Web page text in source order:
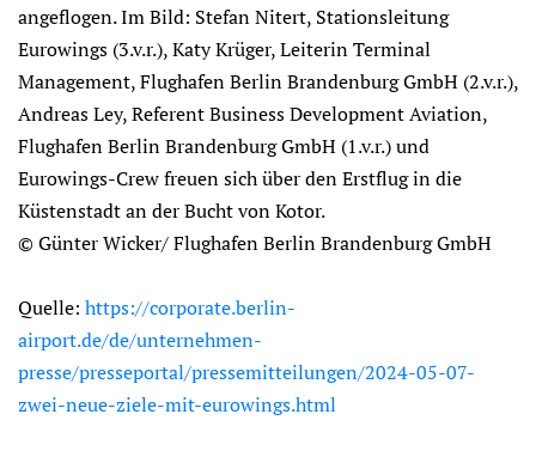
angeflogen. Im Bild: Stefan Nitert, Stationsleitung
Eurowings (3.v.r.), Katy Krüger, Leiterin Terminal
Management, Flughafen Berlin Brandenburg GmbH (2.v.r.),
Andreas Ley, Referent Business Development Aviation,
Flughafen Berlin Brandenburg GmbH (1.v.r.) und
Eurowings-Crew freuen sich über den Erstflug in die
Küstenstadt an der Bucht von Kotor.
© Günter Wicker/ Flughafen Berlin Brandenburg GmbH
Quelle: https://corporate.berlin-
airport.de/de/unternehmen-
presse/presseportal/pressemitteilungen/2024-05-07-
zwei-neue-ziele-mit-eurowings.html